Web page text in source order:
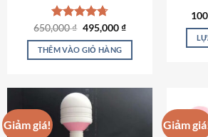
Được xếp
hạng4.72
5 sao
650,000₫ Giá
là:
650,000 ₫.
495,000₫Giá
tại
495,000 ₫.
THÊM VÀO GIỎ HÀNG
Giảm giá! Giảm